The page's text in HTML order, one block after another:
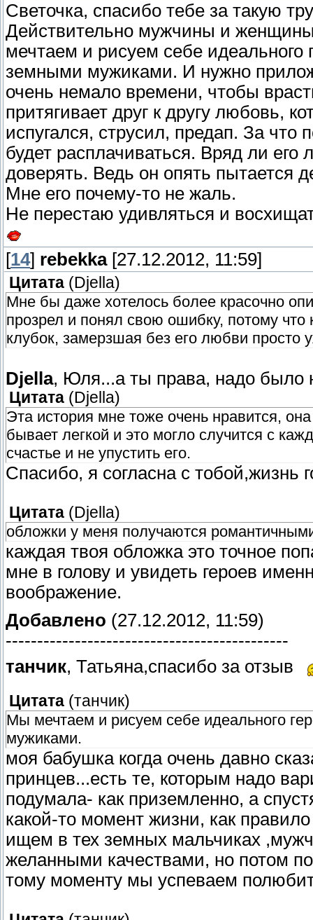
Светочка, спасибо тебе за такую
Действительно мужчины и
мечтаем и рисуем себе идеального
земными мужиками. И нужно
очень немало времени, чтобы
притягивает друг к другу любовь,
испугался, струсил, предап. За
будет расплачиваться. Вряд ли
доверять. Ведь он опять пытается
Мне его почему-то не жаль.
Не перестаю удивляться и
[14] rebekka[27.12.2012, 11:59]
Цитата ( Djella)
Мне бы даже хотелось более красочно
прозрел и понял свою ошибку, потому что
клубок, замерзшая без его любви просто
Djella, Юля...а ты права, надо было
Цитата ( Djella)
Эта история мне тоже очень нравится,
бывает легкой и это могло случится с
счастье и не упустить его.
Спасибо, я согласна с
Цитата ( Djella)
обложки у меня получаются
каждая твоя обложка это точное
мне в голову и увидеть героев
воображение.
Добавлено (27.12.2012, 11:59)
---------------------------------------------
танчик, Татьяна,спасибо за отзыв
Цитата (танчик)
Мы мечтаем и рисуем себе идеального
мужиками.
моя бабушка когда очень давно
принцев...есть те, которым надо
подумала- как приземленно, а
какой-то момент жизни, как
ищем в тех земных мальчиках
желанными качествами, но потом
тому моменту мы успеваем